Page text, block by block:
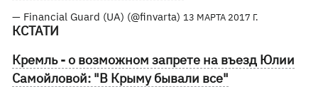
— Financial Guard (UA) (@finvarta) 13 МАРТА 2017 Г.
КСТАТИ
Кремль - о возможном запрете на въезд Юлии
Самойловой: "В Крыму бывали все"